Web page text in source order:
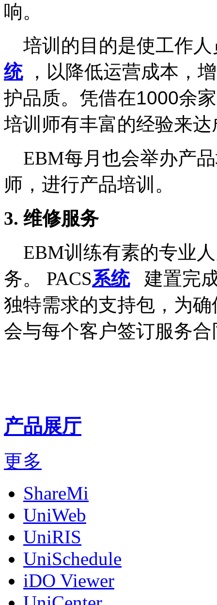
响。
培训的目的是使工作人
统
，以降低运营成本，
护品质。凭借在1000余
培训师有丰富的经验来
EBM每月也会举办产
师，进行产品培训。
3. 维修服务
EBM训练有素的专业
务。
PACS系统
建置完
独特需求的支持包，为
会与每个客户签订服务合
产品展厅
更多
ShareMi
UniWeb
UniRIS
UniSchedule
iDO Viewer